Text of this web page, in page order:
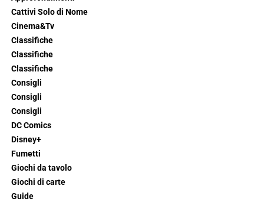
Cattivi Solo di Nome
Cinema&Tv
Classifiche
Classifiche
Classifiche
Consigli
Consigli
Consigli
DC Comics
Disney+
Fumetti
Giochi da tavolo
Giochi di carte
Guide